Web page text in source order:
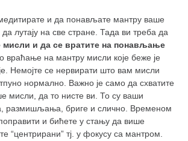
и да понављате мантру ваше
лутају на све стране. Тада ви треба да
мисли и да се вратите на понављање
враћање на мантру мисли које беже је
Немојте се нервирати што вам мисли
нормално. Важно је само да схватите
мисли, да то нисте ви. То су ваши
размишљања, бриге и слично. Временом
и бићете у стању да више
“центрирани” тј. у фокусу са мантром.